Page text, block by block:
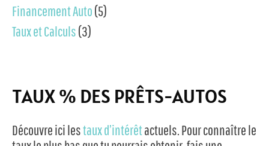
Financement Auto(5)
Taux et Calculs(3)
TAUX % DES PRÊTS-AUTOS
Découvre ici lestaux d’intérêtactuels. Pour connaître le